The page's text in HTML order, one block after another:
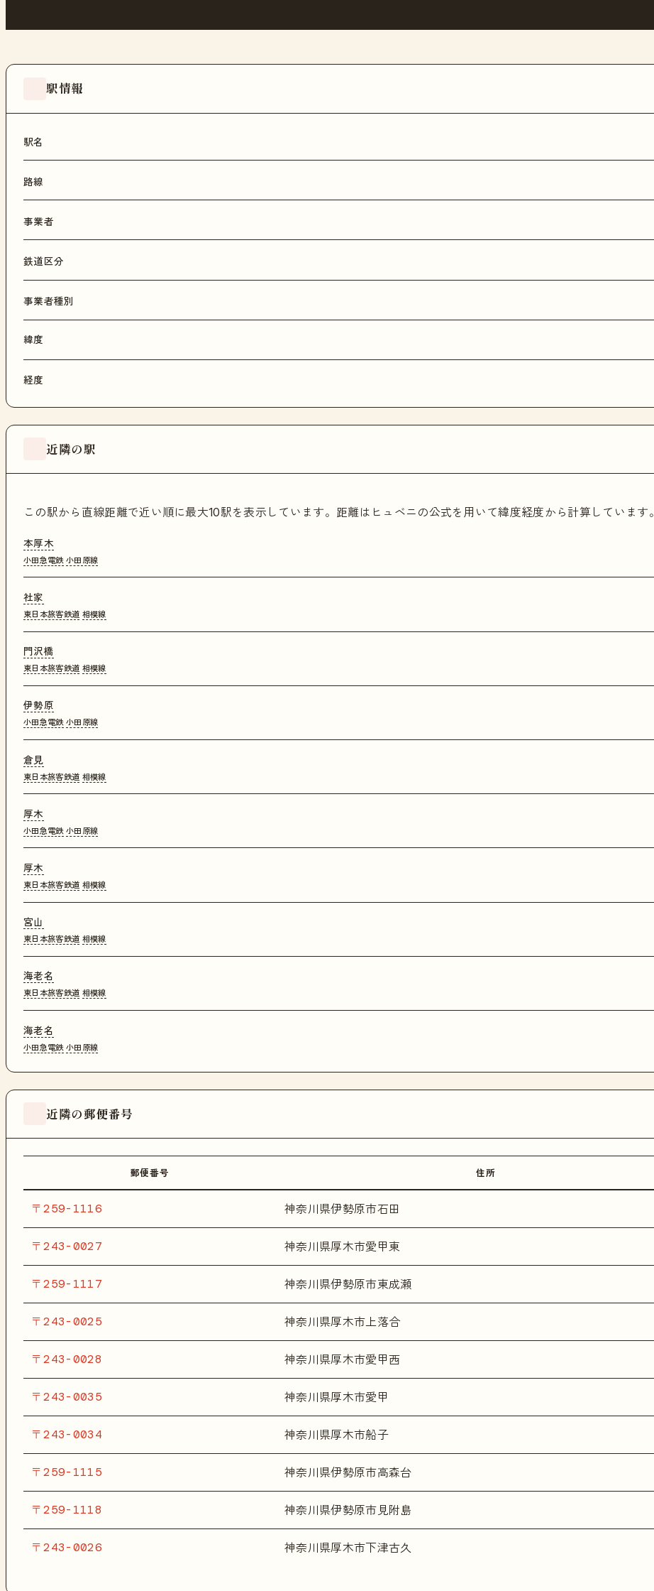
駅情報
駅名
路線
事業者
鉄道区分
事業者種別
緯度
経度
近隣の駅
この駅から直線距離で近い順に最大10駅を表示しています。距離はヒュベニの公式を用いて緯度経度から計算しています。
本厚木
小田急電鉄 小田原線
社家
東日本旅客鉄道 相模線
門沢橋
東日本旅客鉄道 相模線
伊勢原
小田急電鉄 小田原線
倉見
東日本旅客鉄道 相模線
厚木
小田急電鉄 小田原線
厚木
東日本旅客鉄道 相模線
宮山
東日本旅客鉄道 相模線
海老名
東日本旅客鉄道 相模線
海老名
小田急電鉄 小田原線
近隣の郵便番号
郵便番号 住所
〒259-1116 神奈川県伊勢原市石田
〒243-0027 神奈川県厚木市愛甲東
〒259-1117 神奈川県伊勢原市東成瀬
〒243-0025 神奈川県厚木市上落合
〒243-0028 神奈川県厚木市愛甲西
〒243-0035 神奈川県厚木市愛甲
〒243-0034 神奈川県厚木市船子
〒259-1115 神奈川県伊勢原市高森台
〒259-1118 神奈川県伊勢原市見附島
〒243-0026 神奈川県厚木市下津古久